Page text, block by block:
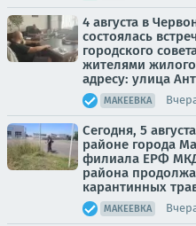
4 августа в
состоялась
городского
жителями
адресу: улица
МАКЕЕВКА
Сегодня, 5
районе города
филиала ЕРФ МКД
района
карантинных
МАКЕЕВКА